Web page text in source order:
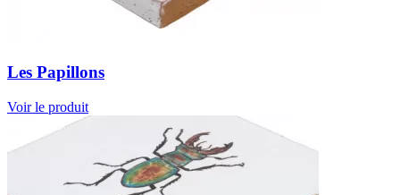
Les Papillons
Voir le produit